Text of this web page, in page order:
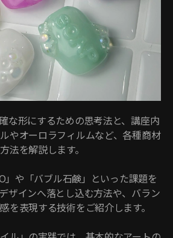
な形にするための思考法と、講座内
やオーロラフィルムなど、各種商材
法を解説します。
」や「バブル石鹸」といった課題を
ザインへ落とし込む方法や、バラン
を表現する技術をご紹介します。